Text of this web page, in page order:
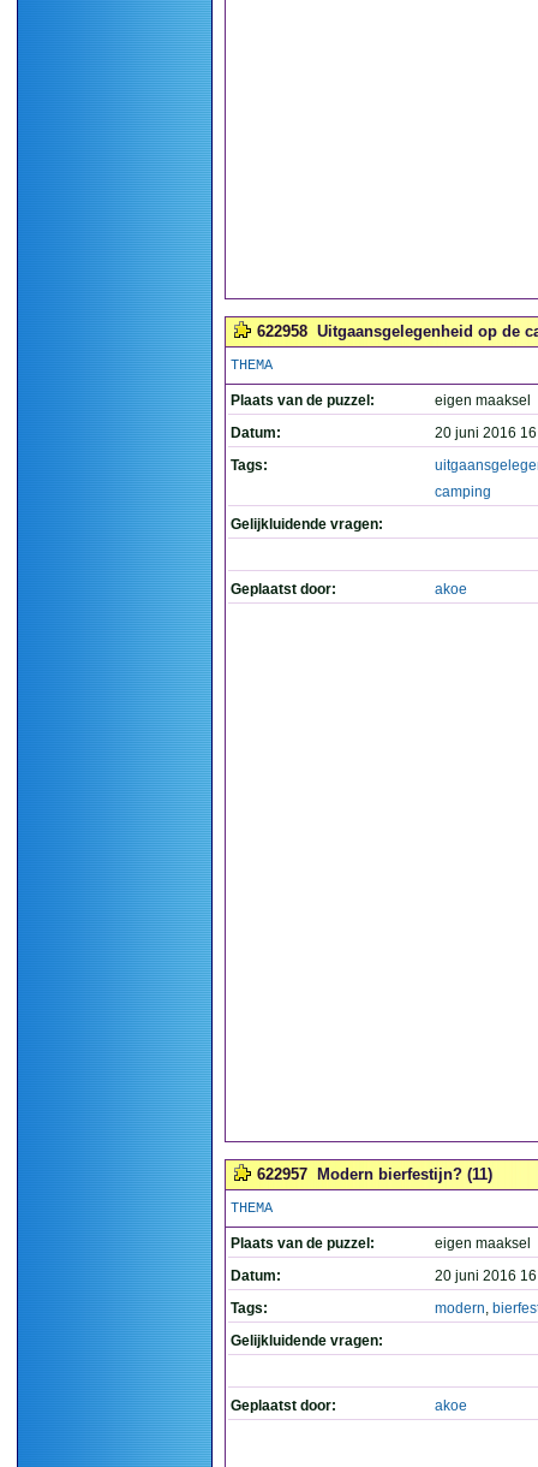
622958 Uitgaansgelegenheid op de
THEMA
Plaats van de puzzel:
eigen maaksel
Datum:
20 juni 2016
Tags:
camping
Gelijkluidende vragen:
Geplaatst door: akoe
622957 Modern bierfestijn? (11)
THEMA
Plaats van de puzzel:
eigen maaksel
Datum:
20 juni 2016
Tags:
modern,
Gelijkluidende vragen:
Geplaatst door: akoe